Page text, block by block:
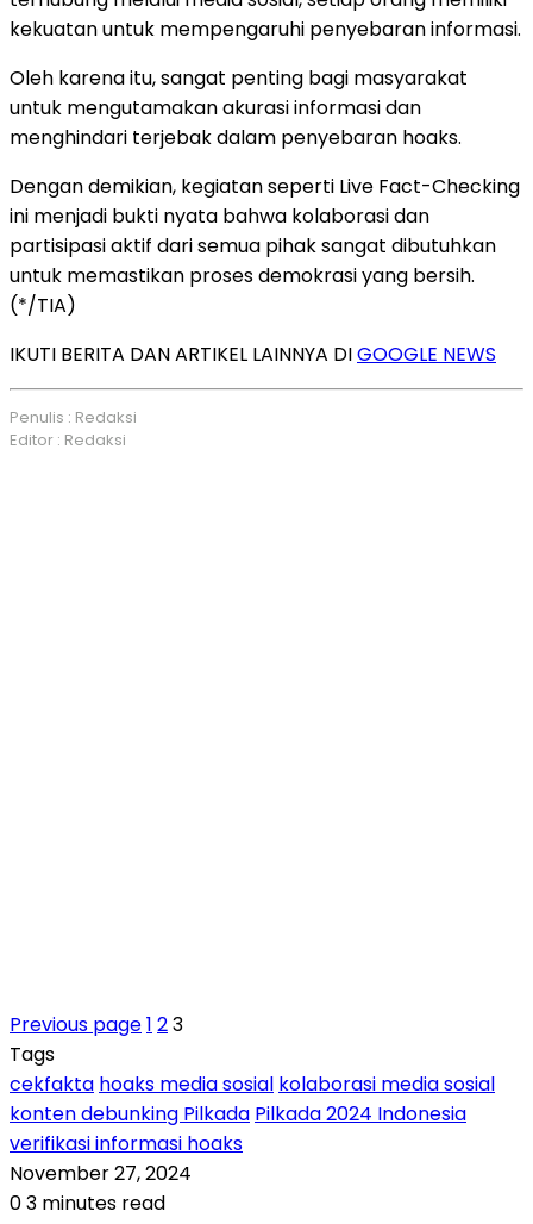
kekuatan untuk mempengaruhi penyebaran informasi.
Oleh karena itu, sangat penting bagi masyarakat
untuk mengutamakan akurasi informasi dan
menghindari terjebak dalam penyebaran hoaks.
Dengan demikian, kegiatan seperti Live Fact-Checking
ini menjadi bukti nyata bahwa kolaborasi dan
partisipasi aktif dari semua pihak sangat dibutuhkan
untuk memastikan proses demokrasi yang bersih.
(*/TIA)
IKUTI BERITA DAN ARTIKEL LAINNYA DIGOOGLE NEWS
Penulis : Redaksi
Editor : Redaksi
Previous page1 23
Tags
cekfakta hoaks media sosial kolaborasi media sosial
konten debunking Pilkada Pilkada 2024 Indonesia
verifikasi informasi hoaks
November 27, 2024
03 minutes read